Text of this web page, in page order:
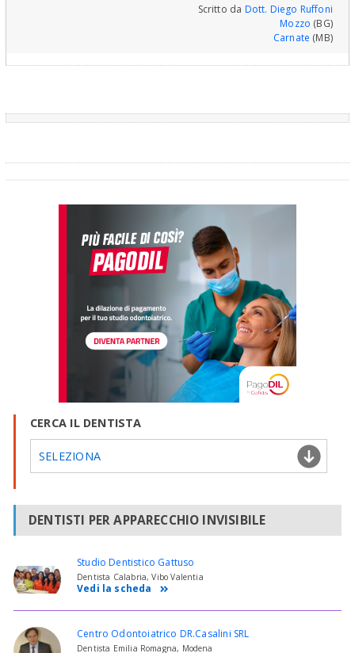
Scritto da Dott. Diego Ruffoni
Mozzo (BG)
Carnate (MB)
CERCA IL DENTISTA
SELEZIONA
DENTISTI PER APPARECCHIO INVISIBILE
Studio Dentistico Gattuso
Dentista Calabria, Vibo Valentia
Vedi la scheda
Centro Odontoiatrico DR.Casalini SRL
Dentista Emilia Romagna, Modena